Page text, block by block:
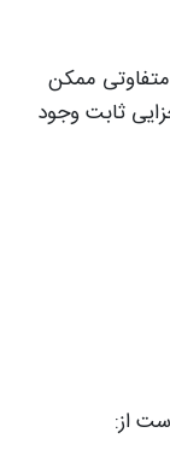
ممکن
ثابت وجود
از: